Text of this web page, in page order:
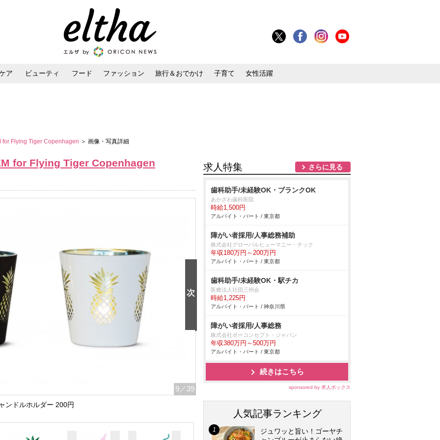
ア ビューティ フード ファッション 旅行＆おでかけ 子育て 女性活躍
for Flying Tiger Copenhagen ＞ 画像・写真詳細
for Flying Tiger Copenhagen
9 ／39
ンドルホルダー 200円
求人特集 さらに見る
歯科助手/未経験OK・ブランクOK
あかざわ歯科医院
時給1,500円
アルバイト・パート / 東京都
障がい者採用/人事総務補助
株式会社グローバルヒューマニー・テック
年収180万円～200万円
アルバイト・パート / 東京都
歯科助手/未経験OK・駅チカ
医療法人社団三州会
時給1,225円
アルバイト・パート / 神奈川県
障がい者採用/人事総務
株式会社ボーコンセプト・ジャパン
年収380万円～500万円
アルバイト・パート / 東京都
続きはこちら
sponsored by 求人ボックス
人気記事ランキング
ジュワッと旨い！ゴーヤチ